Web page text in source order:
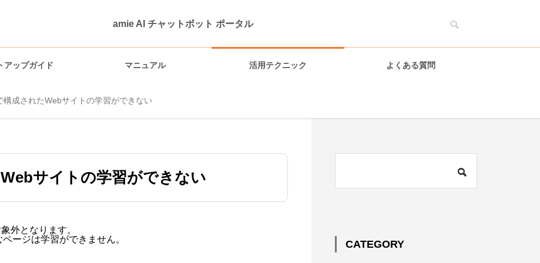
amie AI チャットボット ポータル
アップガイド マニュアル 活用テクニック よくある質問
構成されたWebサイトの学習ができない
サイトの学習ができない
外となります。
ージは学習ができません。
CATEGORY